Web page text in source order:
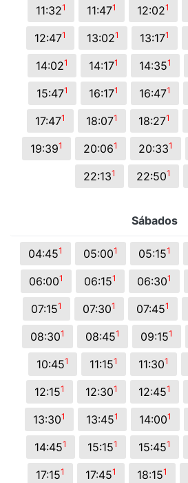
11:321 11:471 12:021
12:471 13:021 13:171
14:021 14:171 14:351
15:471 16:171 16:471
17:471 18:071 18:271
19:391 20:061 20:331
22:131 22:501
Sábados
04:451 05:001 05:151
06:001 06:151 06:301
07:151 07:301 07:451
08:301 08:451 09:151
10:451 11:151 11:301
12:151 12:301 12:451
13:301 13:451 14:001
14:451 15:151 15:451
17:151 17:451 18:151